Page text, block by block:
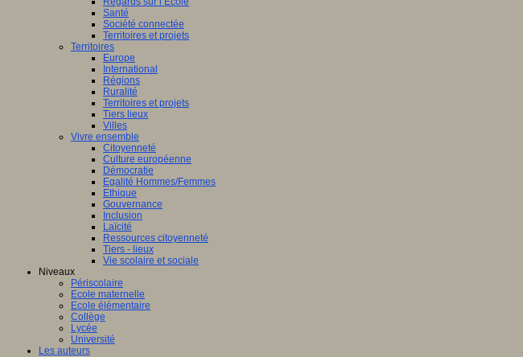
Santé
Société connectée
Territoires et projets
Territoires
Europe
International
Régions
Ruralité
Territoires et projets
Tiers lieux
Villes
Vivre ensemble
Citoyenneté
Culture européenne
Démocratie
Egalité Hommes/Femmes
Ethique
Gouvernance
Inclusion
Laïcité
Ressources citoyenneté
Tiers - lieux
Vie scolaire et sociale
Niveaux
Périscolaire
Ecole maternelle
Ecole élémentaire
Collège
Lycée
Université
Les auteurs